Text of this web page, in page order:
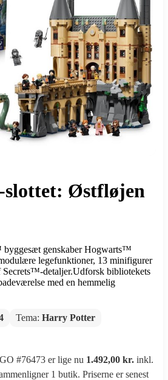
slottet: Østfløjen
genskaber Hogwarts™
legefunktioner, 13 minifigurer
Secrets™-detaljer.Udforsk bibliotekets
med en hemmelig
Tema: Harry Potter
#76473 er lige nu 1.492,00 kr. inkl.
1 butik. Priserne er senest